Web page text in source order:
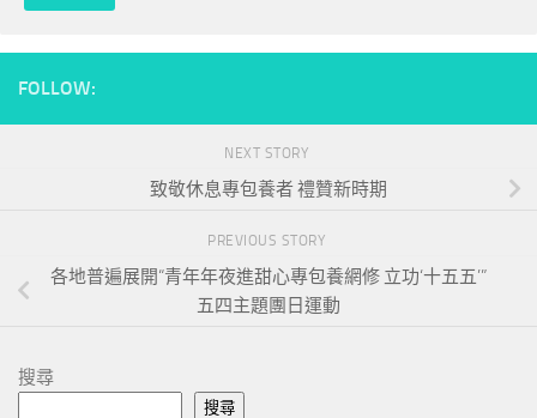
FOLLOW:
NEXT STORY
致敬休息專包養者 禮贊新時期
PREVIOUS STORY
各地普遍展開“青年年夜進甜心專包養網修 立功‘十五五’”
五四主題團日運動
搜尋
搜尋